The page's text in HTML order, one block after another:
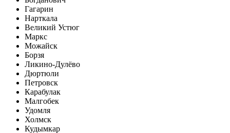
Гагарин
Нарткала
Великий Устюг
Маркс
Можайск
Борзя
Ликино-Дулёво
Дюртюли
Петровск
Карабулак
Малгобек
Удомля
Холмск
Кудымкар